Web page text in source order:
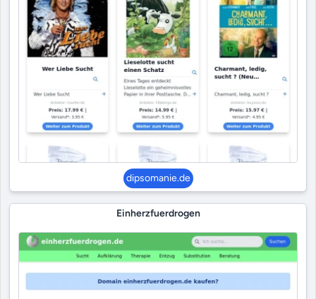
dipsomanie.de
Einherzfuerdrogen